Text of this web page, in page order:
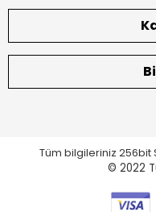
Tüm bilgileriniz 256bit
© 2022